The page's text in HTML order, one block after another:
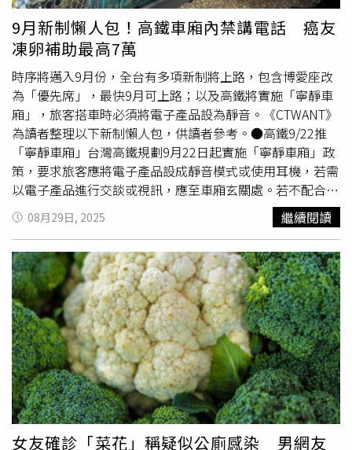
強制，也包括新興科學醫學。歷史給過慘痛的對照。1873
年，斯德哥爾摩僅40%人口接種，隔年天花大流行，每萬人
死亡330人，遠高於全國其他地區。1894年，英國萊斯特在
疫情中主打隔離與通報，卻每萬人20.5人感染，三分之二是
兒童；倫敦因多數人口已接種，兒童病例與麻疹發病率顯著
較低。疫苗覆蓋不均，使天花在殖民地與貧困地區延燒至20
世紀中葉，年奪命仍逾200萬。1959年，全球根除計畫正式
啟動，1979年宣告成功。同期，小兒麻痺與麻疹疫苗也問
世，美洲在1994年清除小兒麻痺，歐洲則在2002年跟進。
但在資訊與社群平台崛起後，19世紀的反疫苗敘事再度擴
散。英國2018年仍有9成人認為疫苗安全有效，2023年卻降
至7成。2019年，WHO更把「疫苗猶疑」列為全球公共衛
生十大威脅之一。麻疹的現況凸顯風險。其基本傳染數高達
12至18，群體免疫門檻需超過95%。美國在2000年幾乎消
除麻疹，但部分社群覆蓋率跌破門檻後再度暴發。過去一年
已有兩人死亡，其中包括2003年以來首名兒童死者。截至7
月，全美病例達33起。戈爾斯基提醒，從「藥廠收買」到
「成就讓疫苗不再必要」，這些百年老梗頑強不退，正在拉
低接種率。回顧來源，反疫苗論述的母題早在兩個多世紀前
便成形：宗教化的懲罰觀、對「自然」的想像、對身體邊界
的焦慮、對權威的猜疑。歷史一再顯示，當接種率下滑，換
來的便是可被計數的生命代價；唯有普及接種與科學證據積
累，病毒才會退出現實，僅留在歷史書與生物安全櫃中。
層與項目：（1）肺癌篩檢放寬具家族史者年齡下修5歲及吸
菸史≥20包-年以上、（2）大腸癌篩檢擴大45-49歲民眾及
40-44歲具家族史者、（3）乳癌篩檢年齡延伸40-44歲及70-
74歲女性、（4）子宮頸癌篩檢年齡增列25-29歲女性、
（5）新增35歲、45歲及65歲女性人類乳突病毒（HPV）檢
測服務，展現政府對癌症篩檢之重視。
9月新制懶人包！高鐵車廂內禁講電話 癌友
凍卵補助最高7萬
時序將邁入9月份，全台有多項新制將上路，包含博愛座改
為「優先席」，最快9月可上路；以及高鐵將實施「寧靜車
廂」，旅客搭車時必須將電子產品設為靜音。《CTWANT》
為讀者整理以下新制懶人包，供讀者參考。●高鐵9/22推
「寧靜車廂」台灣高鐵規劃9月22日起實施「寧靜車廂」政
策，要求旅客應將電子產品設成靜音模式或使用耳機，若需
以電子產品進行交談或視訊，應至車廂玄關處。若不配合規
定，將先由列車長或服勤員勸導，屢勸不聽者最嚴重可解除
運送契約，請旅客下車。●博愛座改「優先席」將上路立法
院三讀通過將「博愛座」改為「優先席」，適用對象「老弱
婦孺」改為「其他有實際需求者」。交通部日前也預告修正
《大眾運輸工具無障礙設施設置辦法》，並公布優先席標準
圖示，增加一類身體不適圖案，最快9月上路。●癌症病患
凍精卵補助「最高7萬元」衛福部自9月1日起試辦「醫療性
生育保存補助試辦方案」，針對具我國國籍的18至40歲乳
癌或血液癌患者，提供取卵療程或取精處置保存補助。女性
凍卵最高補助新台幣7萬元、男性凍精最高補助8000元；每
人終身最多可申請2次。●血脂調節劑擴大健保給付健保署
自9月1日起放寬「PCSK9血脂調節劑」給付條件，低密度脂
蛋白膽固醇（LDL-C）治療值由135mg/dL下修至
08月29日, 2025 繼續閱讀
女友確診「菜花」稱疑似公廁感染 男網友